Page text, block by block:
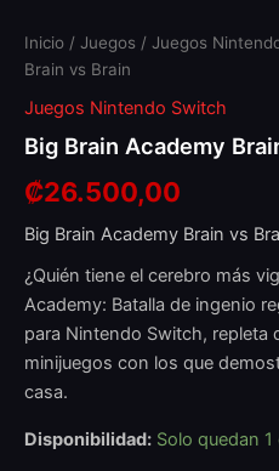
Inicio / Juegos / Juegos
Brain vs Brain
Juegos Nintendo Switch
Big Brain Academy
₡26.500,00
Big Brain Academy Brain vs
¿Quién tiene el cerebro más
Academy: Batalla de ingenio
para Nintendo Switch, repleta
minijuegos con los que
casa.
Disponibilidad: Solo quedan